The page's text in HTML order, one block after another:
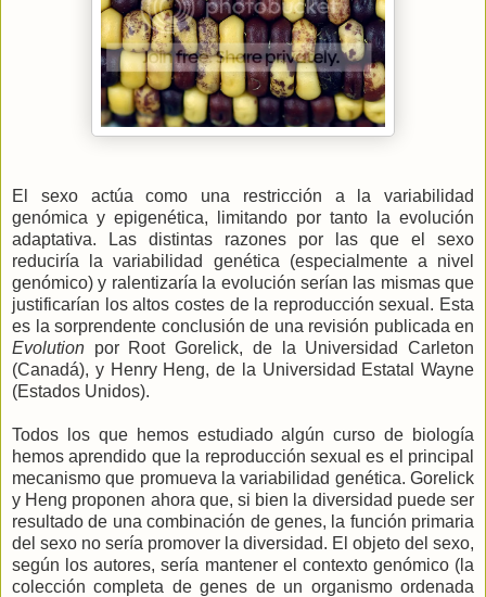
El sexo actúa como una restricción a la variabilidad
genómica y epigenética, limitando por tanto la evolución
adaptativa. Las distintas razones por las que el sexo
reduciría la variabilidad genética (especialmente a nivel
genómico) y ralentizaría la evolución serían las mismas que
justificarían los altos costes de la reproducción sexual. Esta
es la sorprendente conclusión de una revisión publicada en
Evolution por Root Gorelick, de la Universidad Carleton
(Canadá), y Henry Heng, de la Universidad Estatal Wayne
(Estados Unidos).
Todos los que hemos estudiado algún curso de biología
hemos aprendido que la reproducción sexual es el principal
mecanismo que promueva la variabilidad genética. Gorelick
y Heng proponen ahora que, si bien la diversidad puede ser
resultado de una combinación de genes, la función primaria
del sexo no sería promover la diversidad. El objeto del sexo,
según los autores, sería mantener el contexto genómico (la
colección completa de genes de un organismo ordenada